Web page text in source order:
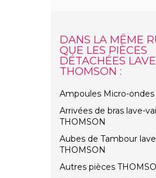
DANS LA MÊME
QUE LES PIÈCES
DÉTACHÉES
THOMSON :
Ampoules Micro-ondes
Arrivées de bras lave-
THOMSON
Aubes de Tambour
THOMSON
Autres pièces